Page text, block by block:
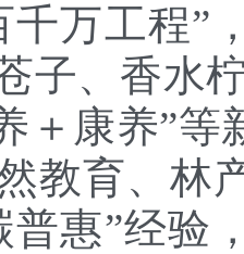
千万工程”
子、香水
＋康养”
教育、林
普惠”经验